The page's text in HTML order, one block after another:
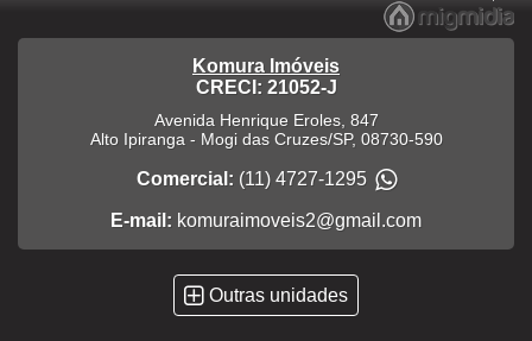
Komura Imóveis
CRECI: 21052-J
Avenida Henrique Eroles, 847
Alto Ipiranga - Mogi das Cruzes/SP, 08730-590
Comercial: (11) 4727-1295
E-mail: komuraimoveis2@gmail.com
Outras unidades